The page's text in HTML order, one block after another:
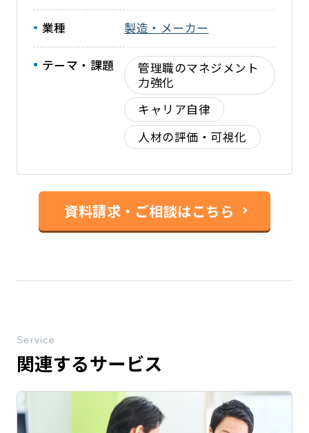
業種 製造・メーカー
テーマ・課題
管理職のマネジメント
力強化
キャリア自律
人材の評価・可視化
資料請求・ご相談はこちら
関連するサービス
Service